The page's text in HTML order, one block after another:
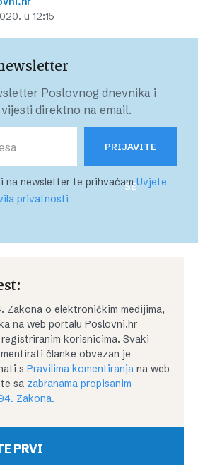
u 12:15
Poslovnog dnevnika i
direktno na email.
PRIJAVITE
SE
na newsletter te prihvaćamUvjete
privatnosti
Zakona o elektroničkim medijima,
na web portalu Poslovni.hr
korisnicima. Svaki
članke obvezan je
s Pravilima komentiranja na web
sa zabranama propisanim
Zakona.
PRVI